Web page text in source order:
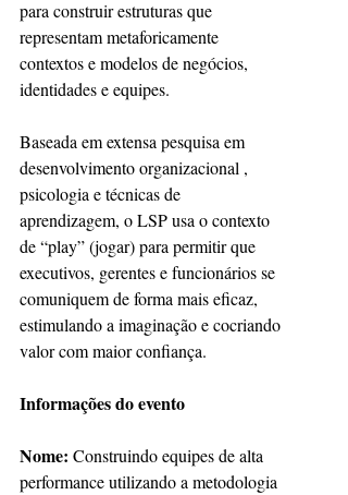
para construir estruturas que
representam metaforicamente
contextos e modelos de negócios,
identidades e equipes.
Baseada em extensa pesquisa em
desenvolvimento organizacional ,
psicologia e técnicas de
aprendizagem, o LSP usa o contexto
de “play” (jogar) para permitir que
executivos, gerentes e funcionários se
comuniquem de forma mais eficaz,
estimulando a imaginação e cocriando
valor com maior confiança.
Informações do evento
Nome: Construindo equipes de alta
performance utilizando a metodologia